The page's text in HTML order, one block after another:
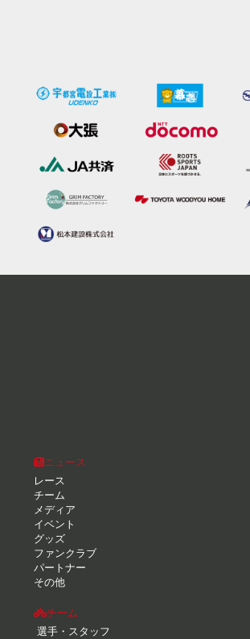
ニュース
レース
チーム
メディア
イベント
グッズ
ファンクラブ
パートナー
その他
チーム
選手・スタッフ